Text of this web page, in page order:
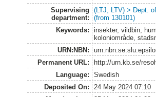
Supervising
department:
(LTJ, LTV) > Dept.
(from 130101)
Keywords:
insekter, vildbin,
koloniområde,
URN:NBN:
Permanent URL:
http://urn.kb.se/
Language:
Swedish
Deposited On:
24 May 2024 07:10